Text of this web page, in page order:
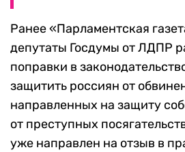
Ранее «Парламентская
депутаты Госдумы от ЛДПР
поправки в
защитить россиян от
направленных на защиту
от преступных
уже направлен на отзыв в